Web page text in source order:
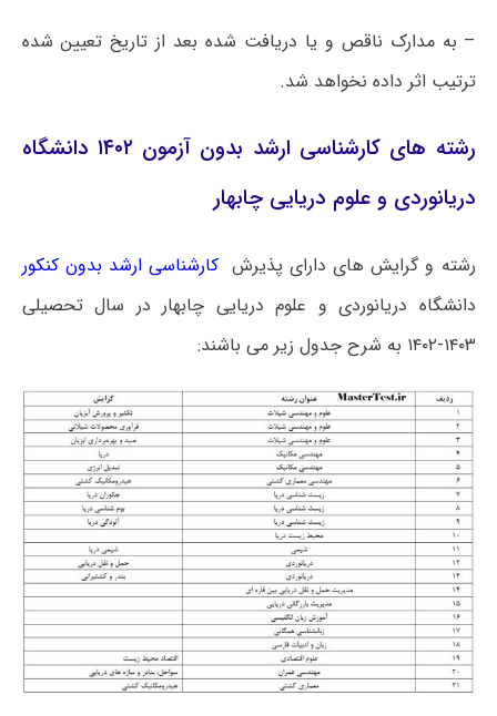
– به مدارک ناقص و یا دریافت شده بعد از تاریخ تعیین شده
ترتیب اثر داده نخواهد شد.
رشته های کارشناسی ارشد بدون آزمون ۱۴۰۲ دانشگاه
دریانوردی و علوم دریایی چابهار
رشته و گرایش های دارای پذیرشکارشناسی ارشد بدون کنکور
دانشگاه دریانوردی و علوم دریایی چابهار در سال تحصیلی
۱۴۰۳-۱۴۰۲ به شرح جدول زیر می باشند: